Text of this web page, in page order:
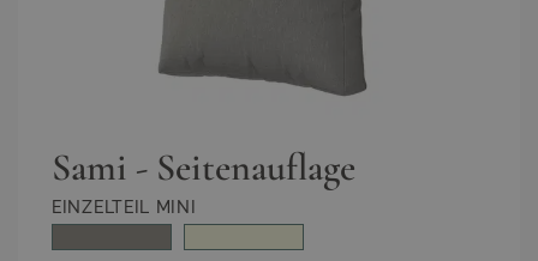
Sami - Seitenauflage
EINZELTEIL MINI